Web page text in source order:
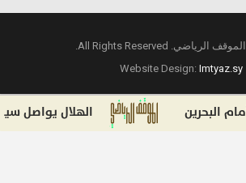
Website Design:Imtyaz.sy
الهلال يواصل سياسة